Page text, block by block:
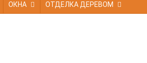
ОКНА ОТДЕЛКА ДЕРЕВОМ